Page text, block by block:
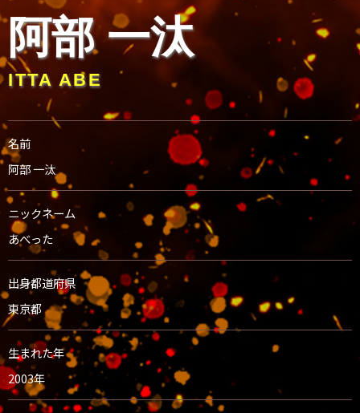
阿部 一汰
ITTA ABE
名前
阿部 一汰
ニックネーム
あべった
出身都道府県
東京都
生まれた年
2003年